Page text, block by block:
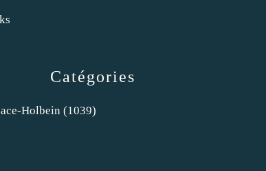
Catégories
Holbein (1039)